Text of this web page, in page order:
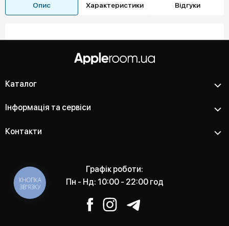
Опис Характеристики Відгуки
Каталог
Інформація та сервіси
Контакти
Графік роботи:
Пн - Нд: 10:00 - 22:00 год
КНОПКА
ЗВ'ЯЗКУ